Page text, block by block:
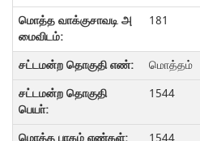
181
மொத்தம்
1544